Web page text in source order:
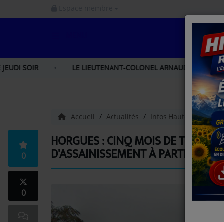
LE LIEUTENANT-COLONEL ARNAUD LAPIERRE EST LE
ACCUEIL
INFOS NORD GASCOGNE
INFOS HAUTES - PYRÉNÉES
LA RADIO
PODCAST
Accueil Actualités Infos Hautes-
HORGUES : CINQ MOIS DE
D'ASSAINISSEMENT À PARTIR DU
0
0